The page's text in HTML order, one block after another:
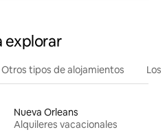
explorar
Otros tipos de alojamientos
Nueva Orleans
Alquileres vacacionales